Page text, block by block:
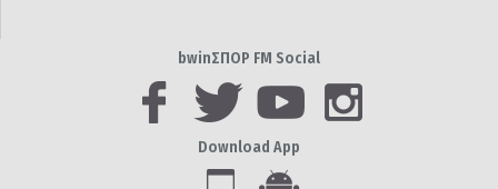
bwinΣΠΟΡ FM Social
Download App